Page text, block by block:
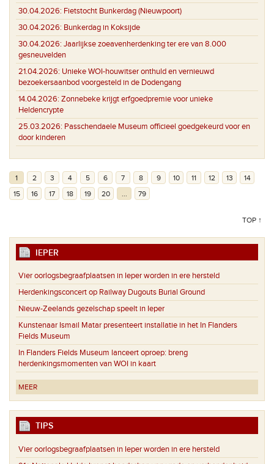
30.04.2026: Fietstocht Bunkerdag (Nieuwpoort)
30.04.2026: Bunkerdag in Koksijde
30.04.2026: Jaarlijkse zoeavenherdenking ter ere van 8.000
gesneuvelden
21.04.2026: Unieke WOI-houwitser onthuld en vernieuwd
bezoekersaanbod voorgesteld in de Dodengang
14.04.2026: Zonnebeke krijgt erfgoedpremie voor unieke
Heldencrypte
25.03.2026: Passchendaele Museum officieel goedgekeurd voor en
door kinderen
1 2 3 4 5 6 7 8 9 10 11 12 13
14
15
16 17 18 19 20 79
TOP ↑
IEPER
Vier oorlogsbegraafplaatsen in Ieper worden in ere hersteld
Herdenkingsconcert op Railway Dugouts Burial Ground
Nieuw-Zeelands gezelschap speelt in Ieper
Kunstenaar Ismail Matar presenteert installatie in het In Flanders
Fields Museum
In Flanders Fields Museum lanceert oproep: breng
herdenkingsmomenten van WOI in kaart
MEER
TIPS
Vier oorlogsbegraafplaatsen in Ieper worden in ere hersteld